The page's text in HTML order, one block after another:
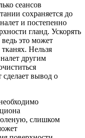
сеансов
сохраняется до
и постепенно
гланд. Ускорять
ведь это может
Нельзя
другим
сделает вывод о
слишком